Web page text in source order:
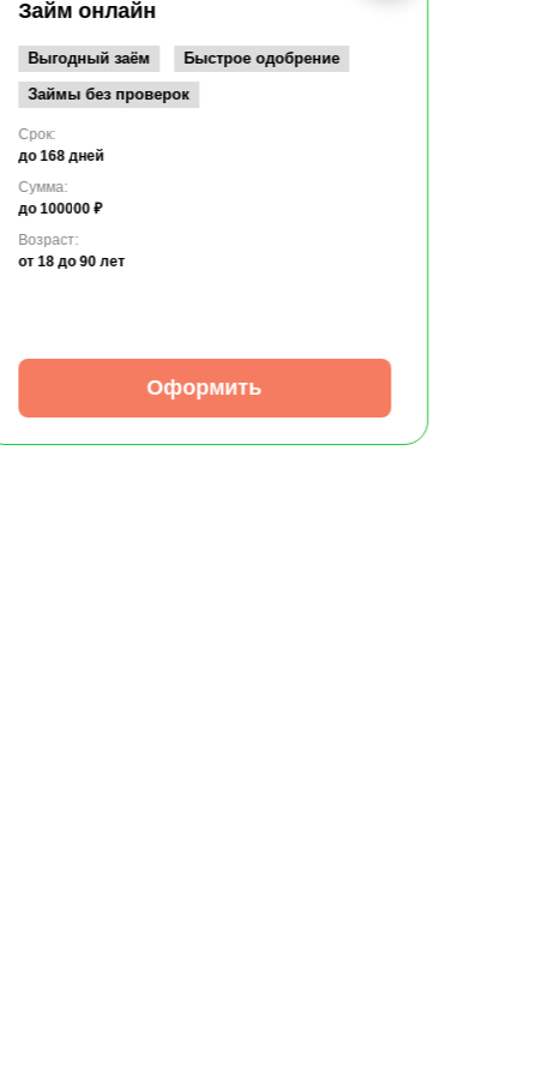
Займ онлайн
Выгодный заём
Быстрое одобрение
Займы без проверок
Срок:
до 168 дней
Сумма:
до 100000 ₽
Возраст:
от 18 до 90 лет
Оформить